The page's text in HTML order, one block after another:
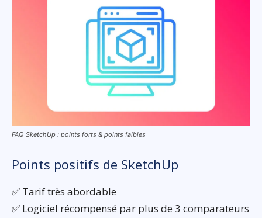
FAQ SketchUp : points forts & points faibles
Points positifs de SketchUp
✅ Tarif très abordable
✅ Logiciel récompensé par plus de 3 comparateurs